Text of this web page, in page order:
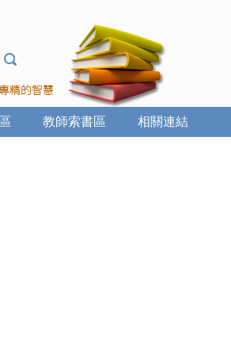
相關連結
教師索書區